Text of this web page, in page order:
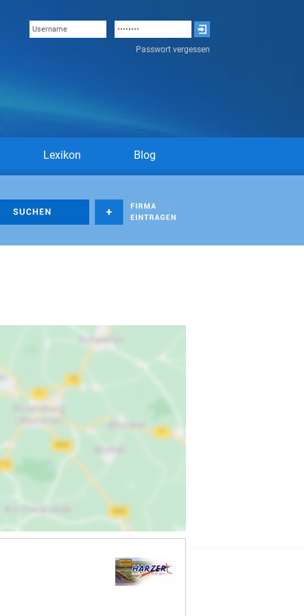
Passwort vergessen
Lexikon Blog